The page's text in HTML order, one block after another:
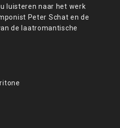
luisteren naar het werk
Peter Schat en de
de laatromantische